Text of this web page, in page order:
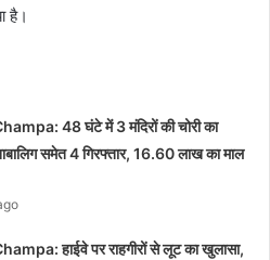
है।
48 घंटे में 3 मंदिरों की चोरी का
समेत 4 गिरफ्तार, 16.60 लाख का माल
हाईवे पर राहगीरों से लूट का खुलासा,